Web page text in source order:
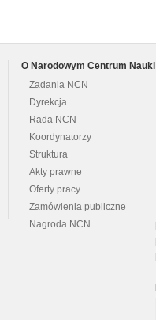
O Narodowym Centrum Nauki
Zadania NCN
Dyrekcja
Rada NCN
Koordynatorzy
Struktura
Akty prawne
Oferty pracy
Zamówienia publiczne
Nagroda NCN